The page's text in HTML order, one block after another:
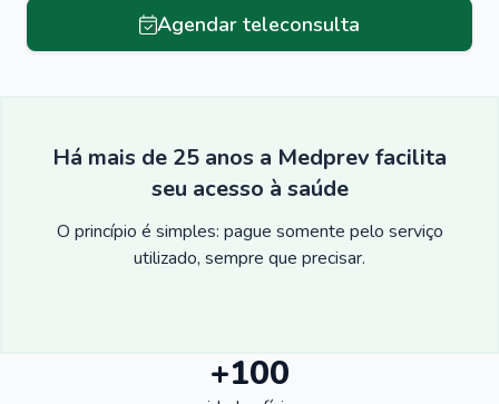
Agendar teleconsulta
Há mais de 25 anos a Medprev facilita
seu acesso à saúde
O princípio é simples: pague somente pelo serviço
utilizado, sempre que precisar.
+100